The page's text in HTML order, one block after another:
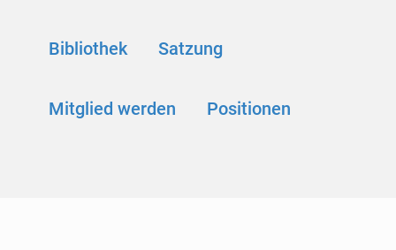
Bibliothek Satzung
Mitglied werden Positionen